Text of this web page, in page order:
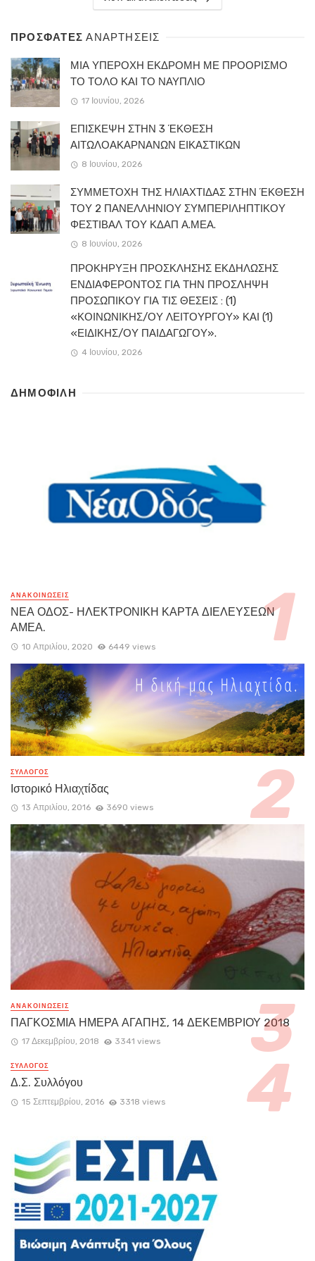
ΠΡΟΣΦΑΤΕΣΑΝΑΡΤΗΣΕΙΣ
ΜΙΑ ΥΠΕΡΟΧΗ ΕΚΔΡΟΜΗ ΜΕ ΠΡΟΟΡΙΣΜΟ
ΤΟ ΤΟΛΟ ΚΑΙ ΤΟ ΝΑΥΠΛΙΟ
17 Ιουνίου, 2026
ΕΠΙΣΚΕΨΗ ΣΤΗΝ 3 ΈΚΘΕΣΗ
ΑΙΤΩΛΟΑΚΑΡΝΑΝΩΝ ΕΙΚΑΣΤΙΚΩΝ
8 Ιουνίου, 2026
ΣΥΜΜΕΤΟΧΗ ΤΗΣ ΗΛΙΑΧΤΙΔΑΣ ΣΤΗΝ ΈΚΘΕΣΗ
ΤΟΥ 2 ΠΑΝΕΛΛΗΝΙΟΥ ΣΥΜΠΕΡΙΛΗΠΤΙΚΟΥ
ΦΕΣΤΙΒΑΛ ΤΟΥ ΚΔΑΠ Α.ΜΕΑ.
8 Ιουνίου, 2026
ΠΡΟΚΗΡΥΞΗ ΠΡΟΣΚΛΗΣΗΣ ΕΚΔΗΛΩΣΗΣ
ΕΝΔΙΑΦΕΡΟΝΤΟΣ ΓΙΑ ΤΗΝ ΠΡΟΣΛΗΨΗ
ΠΡΟΣΩΠΙΚΟΥ ΓΙΑ ΤΙΣ ΘΕΣΕΙΣ : (1)
«ΚΟΙΝΩΝΙΚΗΣ/ΟΥ ΛΕΙΤΟΥΡΓΟΥ» ΚΑΙ (1)
«ΕΙΔΙΚΗΣ/ΟΥ ΠΑΙΔΑΓΩΓΟΥ».
4 Ιουνίου, 2026
ΔΗΜΟΦΙΛΗ
ΑΝΑΚΟΙΝΏΣΕΙΣ
ΝΕΑ ΟΔΟΣ- ΗΛΕΚΤΡΟΝΙΚΗ ΚΑΡΤΑ ΔΙΕΛΕΥΣΕΩΝ
ΑΜΕΑ.
10 Απριλίου, 2020 6449 views
ΣΥΛΛΟΓΟΣ
Ιστορικό Ηλιαχτίδας
13 Απριλίου, 2016 3690 views
ΑΝΑΚΟΙΝΏΣΕΙΣ
ΠΑΓΚΟΣΜΙΑ ΗΜΕΡΑ ΑΓΑΠΗΣ, 14 ΔΕΚΕΜΒΡΙΟΥ 2018
17 Δεκεμβρίου, 2018 3341 views
ΣΥΛΛΟΓΟΣ
Δ.Σ. Συλλόγου
15 Σεπτεμβρίου, 2016 3318 views